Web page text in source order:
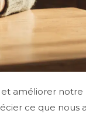
améliorer notre
ce que